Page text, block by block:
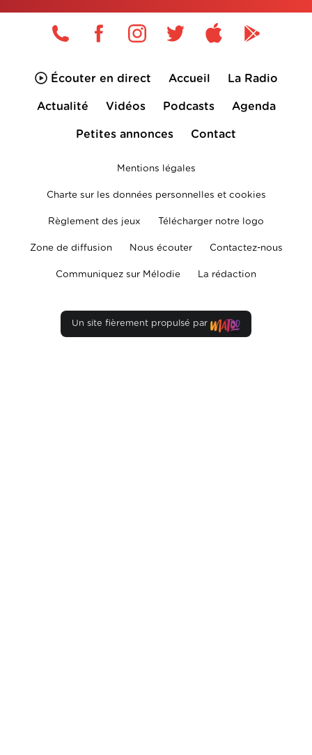
Écouter en direct Accueil La Radio
Actualité Vidéos Podcasts Agenda
Petites annonces Contact
Mentions légales
Charte sur les données personnelles et cookies
Règlement des jeux Télécharger notre logo
Zone de diffusion Nous écouter Contactez-nous
Communiquez sur Mélodie La rédaction
Un site fièrement propulsé par